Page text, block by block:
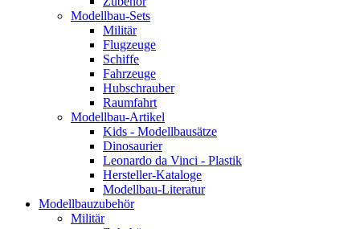
Modellbau-Sets
Militär
Flugzeuge
Schiffe
Fahrzeuge
Hubschrauber
Raumfahrt
Modellbau-Artikel
Kids - Modellbausätze
Dinosaurier
Leonardo da Vinci - Plastik
Hersteller-Kataloge
Modellbau-Literatur
Modellbauzubehör
Militär